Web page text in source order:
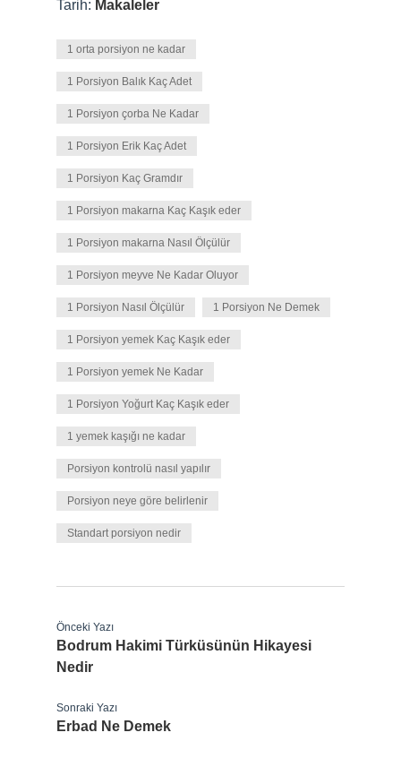
Tarih: Makaleler
1 orta porsiyon ne kadar
1 Porsiyon Balık Kaç Adet
1 Porsiyon çorba Ne Kadar
1 Porsiyon Erik Kaç Adet
1 Porsiyon Kaç Gramdır
1 Porsiyon makarna Kaç Kaşık eder
1 Porsiyon makarna Nasıl Ölçülür
1 Porsiyon meyve Ne Kadar Oluyor
1 Porsiyon Nasıl Ölçülür 1 Porsiyon Ne Demek
1 Porsiyon yemek Kaç Kaşık eder
1 Porsiyon yemek Ne Kadar
1 Porsiyon Yoğurt Kaç Kaşık eder
1 yemek kaşığı ne kadar
Porsiyon kontrolü nasıl yapılır
Porsiyon neye göre belirlenir
Standart porsiyon nedir
Önceki Yazı
Bodrum Hakimi Türküsünün Hikayesi
Nedir
Sonraki Yazı
Erbad Ne Demek